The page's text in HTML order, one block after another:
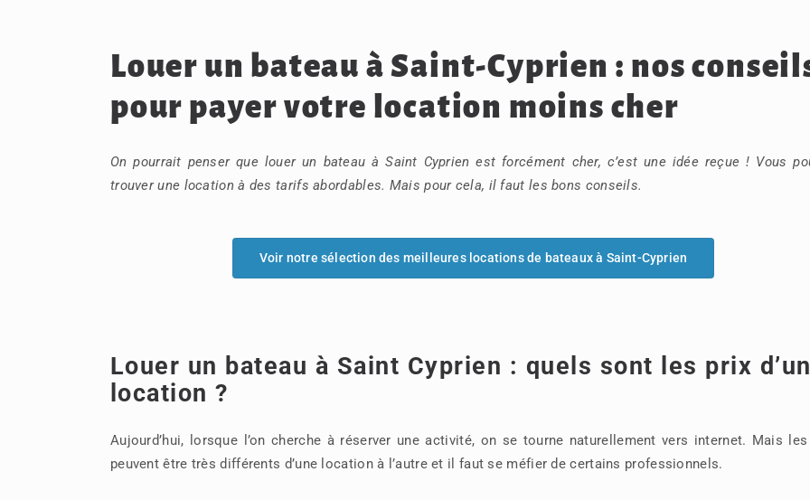
Louer un bateau à Saint-Cyprien : nos
pour payer votre location moins cher
On pourrait penser que louer un bateau à Saint Cyprien est forcément cher, c’est une idée reçue ! Vous
trouver une location à des tarifs abordables. Mais pour cela, il faut les bons conseils.
Voir notre sélection des meilleures locations de bateaux à Saint-Cyprien
Louer un bateau à Saint Cyprien : quels sont les prix
location ?
Aujourd’hui, lorsque l’on cherche à réserver une activité, on se tourne naturellement vers internet. Mais
peuvent être très différents d’une location à l’autre et il faut se méfier de certains professionnels.